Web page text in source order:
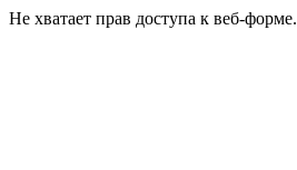
Не хватает прав доступа к веб-форме.